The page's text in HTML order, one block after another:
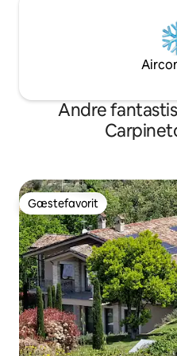
Andre
Gæstefavorit
Gæstefavorit